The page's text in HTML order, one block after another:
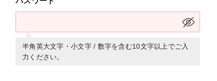
半角英大文字・小文字 / 数字を含む10文字以上でご入
力ください。